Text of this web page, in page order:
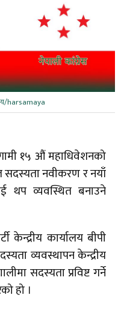
harsamaya
१५ औं महाधिवेशनको
सदस्यता नवीकरण र नयाँ
थप व्यवस्थित बनाउने
केन्द्रीय कार्यालय बीपी
व्यवस्थापन केन्द्रीय
सदस्यता प्रविष्ट गर्ने
हो ।